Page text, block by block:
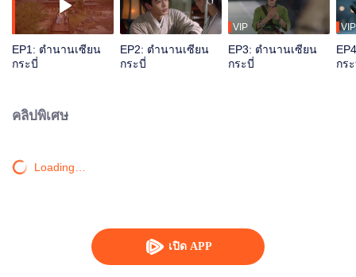
เปิด APP
EP1: ตำนานเซียน
กระบี่
EP2: ตำนานเซียน
กระบี่
VIP
EP3: ตำนานเซียน
กระบี่
VIP
กร
คลิปพิเศษ
Loading…